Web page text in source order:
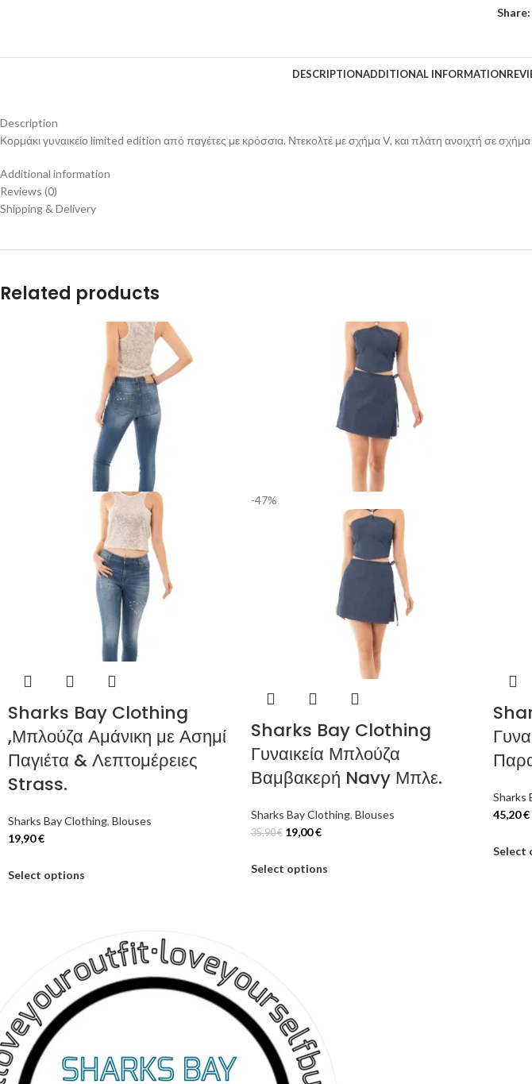
Share:
DESCRIPTIONADDITIONAL INFORMATION
Description
Κορμάκι γυναικείο limited edition από παγέτες με κρόσσια. Ντεκολτέ με σχήμα V, και πλάτη ανοιχτή σε
Additional information
Reviews (0)
Shipping & Delivery
Related products
Sharks Bay Clothing
,Μπλούζα Αμάνικη με Ασημί
Παγιέτα & Λεπτομέρειες
Strass.
Sharks Bay Clothing, Blouses
19,90€
Select options
-47%
Sharks Bay Clothing
Γυναικεία Μπλούζα
Βαμβακερή Navy Μπλε.
Sharks Bay Clothing, Blouses
35,90€ 19,00€
Select options
Sharks
45,20€
Select